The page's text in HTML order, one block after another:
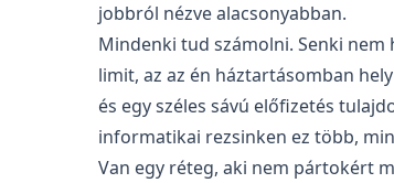
jobbról nézve alacsonyabban.
Mindenki tud számolni. Senki nem
limit, az az én háztartásomban
és egy széles sávú előfizetés
informatikai rezsinken ez több,
Van egy réteg, aki nem pártokért